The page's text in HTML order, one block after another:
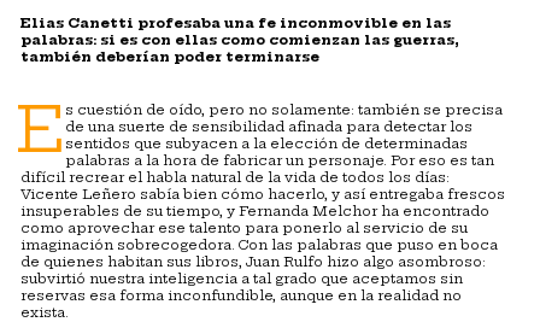
Elias Canetti profesaba una fe inconmovible en las
palabras: si es con ellas como comienzan las guerras,
también deberían poder terminarse
E s cuestión de oído, pero no solamente: también se precisa
de una suerte de sensibilidad afinada para detectar los
sentidos que subyacen a la elección de determinadas
palabras a la hora de fabricar un personaje. Por eso es tan
difícil recrear el habla natural de la vida de todos los días:
Vicente Leñero sabía bien cómo hacerlo, y así entregaba frescos
insuperables de su tiempo, y Fernanda Melchor ha encontrado
como aprovechar ese talento para ponerlo al servicio de su
imaginación sobrecogedora. Con las palabras que puso en boca
de quienes habitan sus libros, Juan Rulfo hizo algo asombroso:
subvirtió nuestra inteligencia a tal grado que aceptamos sin
reservas esa forma inconfundible, aunque en la realidad no
exista.